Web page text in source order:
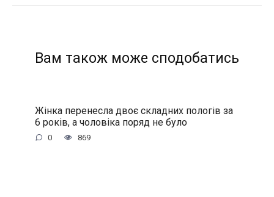
Вам також може сподобатись
Жінка перенесла двоє складних пологів за
6 років, а чоловіка поряд не було
0 869